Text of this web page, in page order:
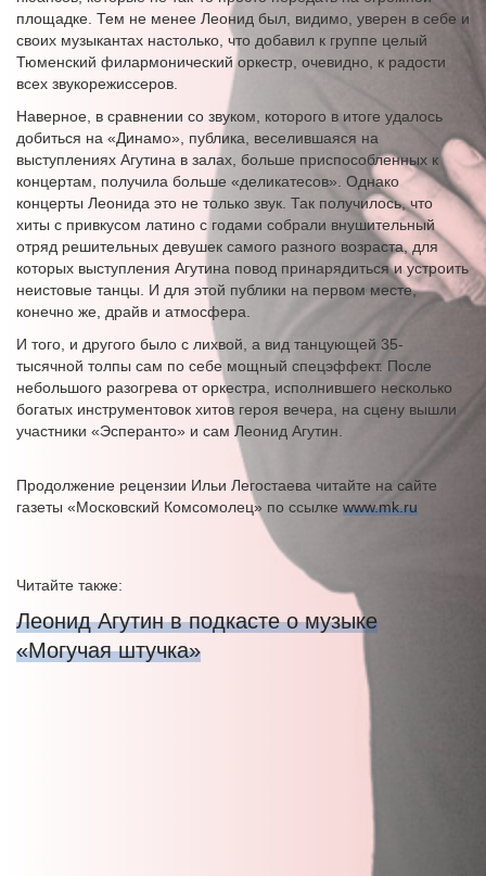
площадке. Тем не менее Леонид был, видимо, уверен в себе и
своих музыкантах настолько, что добавил к группе целый
Тюменский филармонический оркестр, очевидно, к радости
всех звукорежиссеров.
Наверное, в сравнении со звуком, которого в итоге удалось
добиться на «Динамо», публика, веселившаяся на
выступлениях Агутина в залах, больше приспособленных к
концертам, получила больше «деликатесов». Однако
концерты Леонида это не только звук. Так получилось, что
хиты с привкусом латино с годами собрали внушительный
отряд решительных девушек самого разного возраста, для
которых выступления Агутина повод принарядиться и устроить
неистовые танцы. И для этой публики на первом месте,
конечно же, драйв и атмосфера.
И того, и другого было с лихвой, а вид танцующей 35-
тысячной толпы сам по себе мощный спецэффект. После
небольшого разогрева от оркестра, исполнившего несколько
богатых инструментовок хитов героя вечера, на сцену вышли
участники «Эсперанто» и сам Леонид Агутин.
Продолжение рецензии Ильи Легостаева читайте на сайте
газеты «Московский Комсомолец» по ссылке www.mk.ru
Читайте также:
Леонид Агутин в подкасте о музыке
«Могучая штучка»